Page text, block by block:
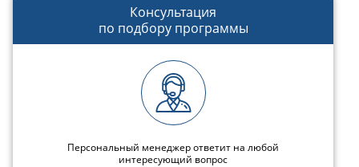
Консультация
по подбору программы
Персональный менеджер ответит на любой
интересующий вопрос